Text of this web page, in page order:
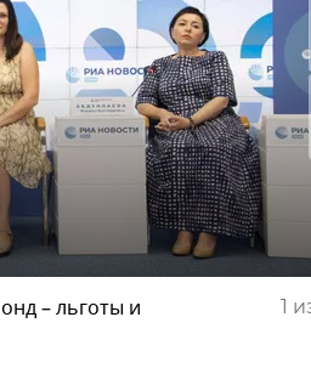
1
– льготы и